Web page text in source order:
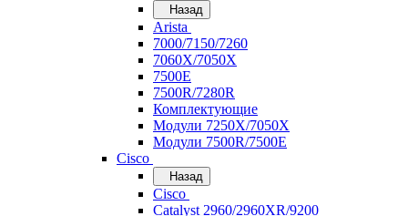
Назад
Arista
7000/7150/7260
7060X/7050X
7500E
7500R/7280R
Комплектующие
Модули 7250X/7050X
Модули 7500R/7500E
Cisco
Назад
Cisco
Catalyst 2960/2960XR/9200